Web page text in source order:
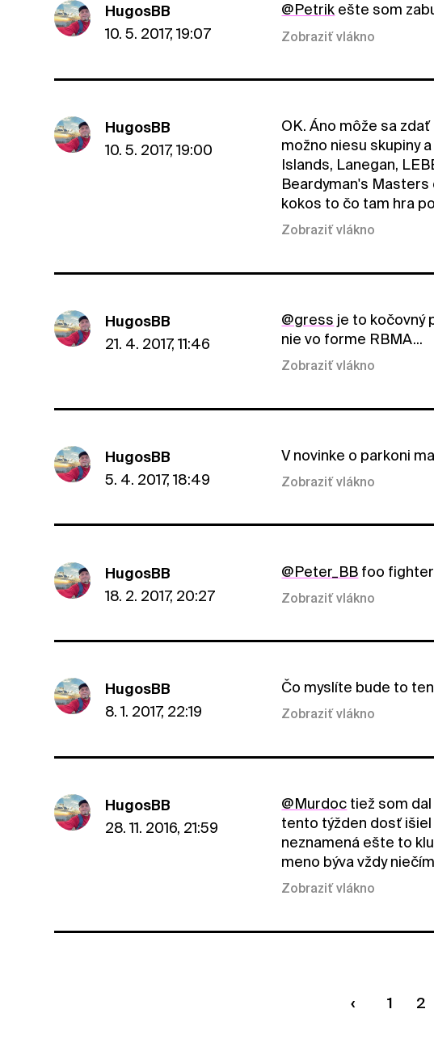
HugosBB
10. 5. 2017, 19:07
@Petrik ešte som
Zobraziť vlákno
HugosBB
10. 5. 2017, 19:00
OK. Áno môže sa
možno niesu skupiny
Islands, Lanegan,
Beardyman's Masters
kokos to čo tam hra
Zobraziť vlákno
HugosBB
21. 4. 2017, 11:46
@gress je to kočovný
nie vo forme RBMA...
Zobraziť vlákno
HugosBB
5. 4. 2017, 18:49
V novinke o parkoni
Zobraziť vlákno
HugosBB
18. 2. 2017, 20:27
@Peter_BB foo
Zobraziť vlákno
HugosBB
8. 1. 2017, 22:19
Čo myslíte bude to
Zobraziť vlákno
HugosBB
28. 11. 2016, 21:59
@Murdoc tiež som
tento týžden dosť išiel
neznamená ešte to
meno býva vždy
Zobraziť vlákno
1 2